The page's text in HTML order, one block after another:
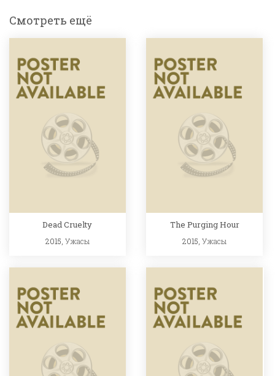
Смотреть ещё
Dead Cruelty
2015, Ужасы
The Purging Hour
2015,Ужасы